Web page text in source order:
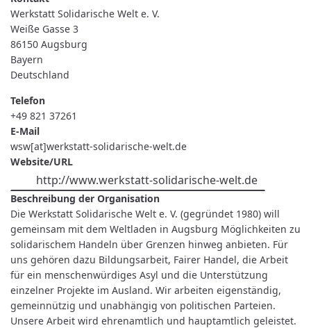
E.
V.
Werkstatt Solidarische Welt e. V.
Weiße Gasse 3
86150 Augsburg
Bayern
Deutschland
Telefon
+49 821 37261
E-Mail
wsw[at]werkstatt-solidarische-welt.de
Website/URL
http://www.werkstatt-solidarische-welt.de
Beschreibung der Organisation
Die Werkstatt Solidarische Welt e. V. (gegründet 1980) will
gemeinsam mit dem Weltladen in Augsburg Möglichkeiten zu
solidarischem Handeln über Grenzen hinweg anbieten. Für
uns gehören dazu Bildungsarbeit, Fairer Handel, die Arbeit
für ein menschenwürdiges Asyl und die Unterstützung
einzelner Projekte im Ausland. Wir arbeiten eigenständig,
gemeinnützig und unabhängig von politischen Parteien.
Unsere Arbeit wird ehrenamtlich und hauptamtlich geleistet.